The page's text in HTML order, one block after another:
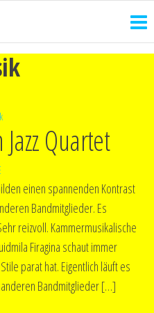
Quartet
einen spannenden Kontrast
Bandmitglieder. Es
reizvoll. Kammermusikalische
Firagina schaut immer
parat hat. Eigentlich läuft es
Bandmitglieder […]